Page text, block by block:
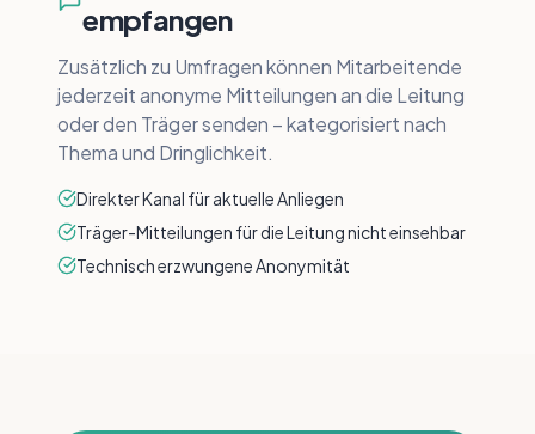
empfangen
Zusätzlich zu Umfragen können Mitarbeitende
jederzeit anonyme Mitteilungen an die Leitung
oder den Träger senden – kategorisiert nach
Thema und Dringlichkeit.
Direkter Kanal für aktuelle Anliegen
Träger-Mitteilungen für die Leitung nicht einsehbar
Technisch erzwungene Anonymität